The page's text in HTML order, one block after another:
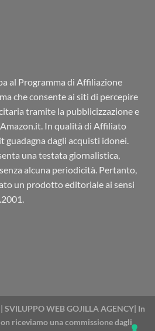
al Programma di Affiliazione
che consente ai siti di percepire
tramite la pubblicizzazione e
In qualità di Affiliato
guadagna dagli acquisti idonei.
una testata giornalistica,
alcuna periodicità. Pertanto,
un prodotto editoriale ai sensi
SVILUPPO WEB GOJILLA AGENCY| In
riceviamo una commissione dagli